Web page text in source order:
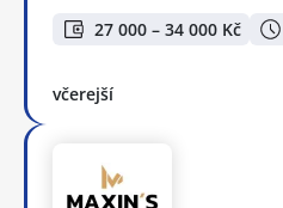
27 000 – 34 000 Kč
včerejší